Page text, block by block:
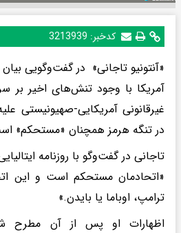
کدخبر: 3213939
«آنتونیو تاجانی» در گفت‌وگویی
آمریکا با وجود تنش‌های اخیر بر
غیرقانونی آمریکایی-صهیونیستی
در تنگه هرمز همچنان «مستحکم»
تاجانی در گفت‌وگو با روزنامه
«اتحادمان مستحکم است و این
ترامپ، اوباما یا بایدن.»
اظهارات او پس از آن مطرح